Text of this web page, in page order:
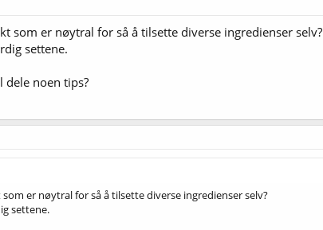
som er nøytral for så å tilsette diverse ingredienser selv?
settene.
dele noen tips?
er nøytral for så å tilsette diverse ingredienser selv?
settene.